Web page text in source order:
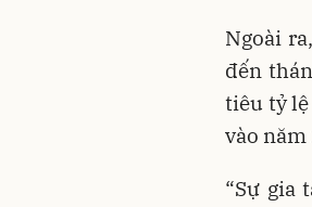
Ngoài
đến
tiêu tỷ
vào năm
“Sự gia